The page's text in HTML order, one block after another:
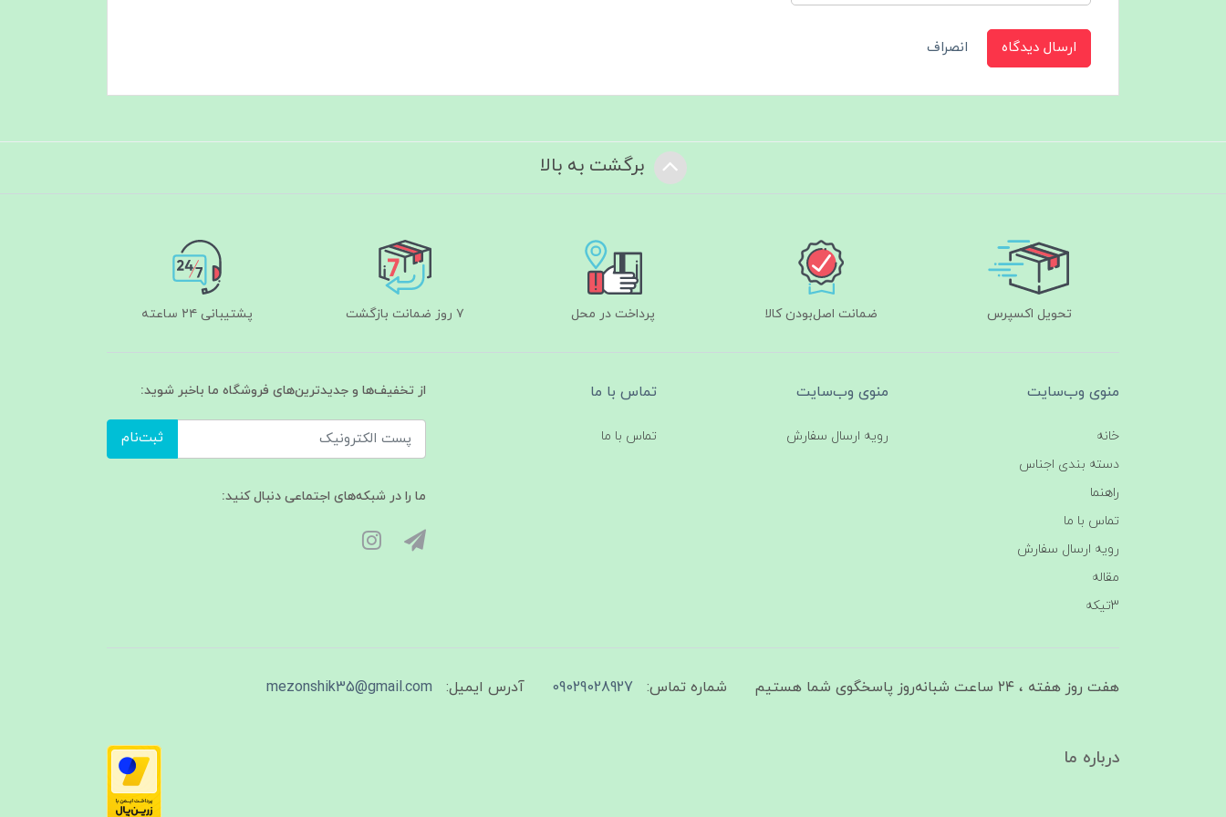
ارسال دیدگاه انصراف
برگشت به بالا
تحویل اکسپرس ضمانت اصل‌بودن کالا پرداخت در محل ۷ روز ضمانت بازگشت پشتیبانی ۲۴ ساعته
منوی وب‌سایت
خانه
دسته بندی اجناس
راهنما
تماس با ما
رویه ارسال سفارش
مقاله
3تیکه
منوی وب‌سایت
رویه ارسال سفارش
تماس با ما
تماس با ما
از تخفیف‌ها و جدیدترین‌های فروشگاه ما باخبر شوید:
ثبت‌نام
ما را در شبکه‌های اجتماعی دنبال کنید:
هفت روز هفته ، ۲۴ ساعت شبانه‌روز پاسخگوی شما هستیم شماره تماس: 09029028927 آدرس ایمیل: mezonshik35@gmail.com
درباره ما